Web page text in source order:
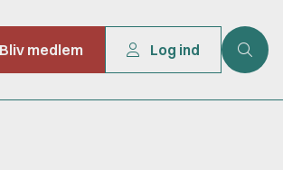
Bliv medlem Log ind